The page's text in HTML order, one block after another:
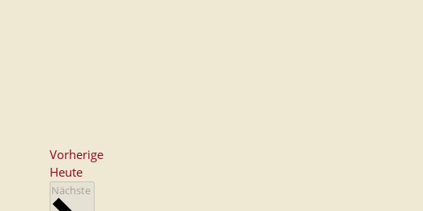
VorherigeVeranstaltungen
Heute
Nächste